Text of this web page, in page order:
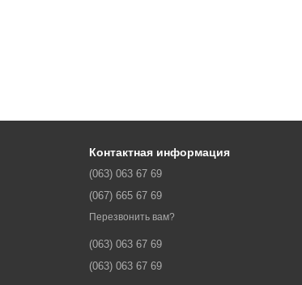
Контактная информация
(063) 063 67 69
(067) 665 67 69
Перезвонить вам?
(063) 063 67 69
(063) 063 67 69